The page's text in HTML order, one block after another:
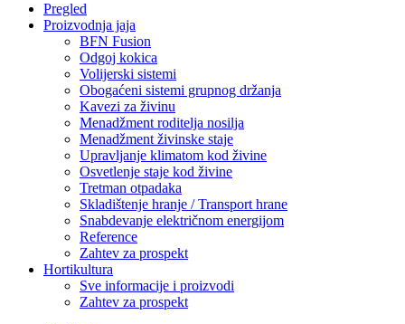
Pregled
Proizvodnja jaja
BFN Fusion
Odgoj kokica
Volijerski sistemi
Obogaćeni sistemi grupnog držanja
Kavezi za živinu
Menadžment roditelja nosilja
Menadžment živinske staje
Upravljanje klimatom kod živine
Osvetlenje staje kod živine
Tretman otpadaka
Skladištenje hranje / Transport hrane
Snabdevanje električnom energijom
Reference
Zahtev za prospekt
Hortikultura
Sve informacije i proizvodi
Zahtev za prospekt